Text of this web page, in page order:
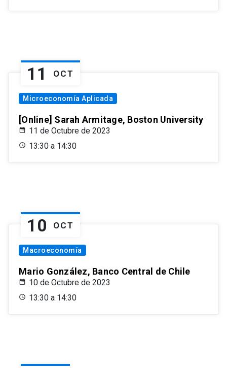
11 OCT
Microeconomía Aplicada
[Online] Sarah Armitage, Boston University
11 de Octubre de 2023
13:30 a 14:30
10 OCT
Macroeconomía
Mario González, Banco Central de Chile
10 de Octubre de 2023
13:30 a 14:30